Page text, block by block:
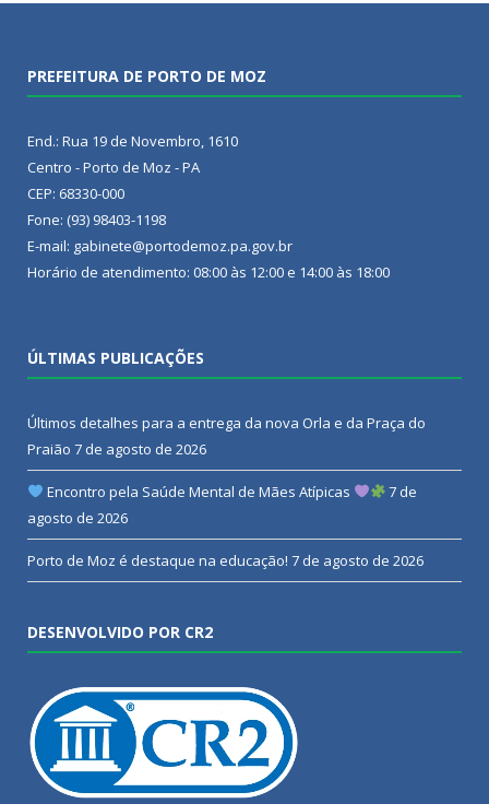
PREFEITURA DE PORTO DE MOZ
End.: Rua 19 de Novembro, 1610
Centro - Porto de Moz - PA
CEP: 68330-000
Fone: (93) 98403-1198
E-mail: gabinete@portodemoz.pa.gov.br
Horário de atendimento: 08:00 às 12:00 e 14:00 às 18:00
ÚLTIMAS PUBLICAÇÕES
Últimos detalhes para a entrega da nova Orla e da Praça do
Praião 7 de agosto de 2026
Encontro pela Saúde Mental de Mães Atípicas
7 de
agosto de 2026
Porto de Moz é destaque na educação! 7 de agosto de 2026
DESENVOLVIDO POR CR2